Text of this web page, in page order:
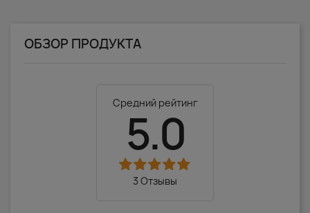
ОБЗОР ПРОДУКТА
Средний рейтинг
5.0
3 Отзывы